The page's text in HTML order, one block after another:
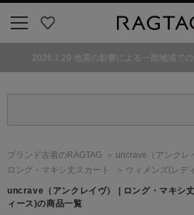
気
2026.7.29 地震の影響による一部地域で
ブランド古着のRAGTAG uncrave （アンクレ
ロング・マキシ丈スカート
ウィメンズ(レデ
uncrave （アンクレイヴ）
| ロング・マキシ
ィース)の商品一覧